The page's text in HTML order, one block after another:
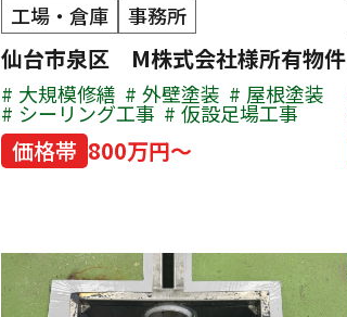
工場・倉庫 事務所
仙台市泉区 M株式会社様所有物件
大規模修繕 外壁塗装 屋根塗装
シーリング工事 仮設足場工事
価格帯 800万円～